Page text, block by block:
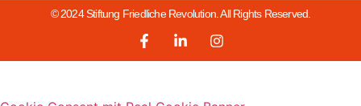
© 2024 Stiftung Friedliche Revolution. All Rights Reserved.